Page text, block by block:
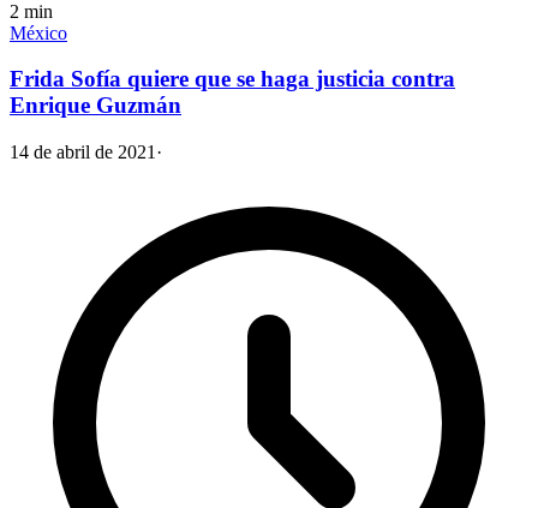
2 min
México
Frida Sofía quiere que se haga justicia contra
Enrique Guzmán
14 de abril de 2021 ·